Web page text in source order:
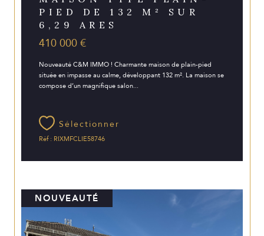
PIED DE 132 M² SUR
6,29 ARES
410 000 €
Nouveauté C&M IMMO ! Charmante maison de plain-pied
située en impasse au calme, développant 132 m². La maison se
compose d’un magnifique salon...
Sélectionner
Réf : RIXMFCLIE58746
NOUVEAUTÉ